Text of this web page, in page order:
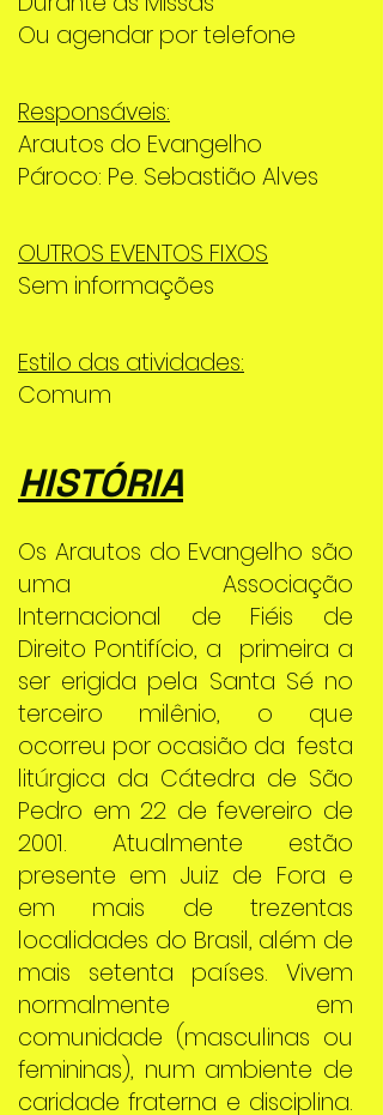
Ou agendar por telefone
Responsáveis:
Arautos do Evangelho
Pároco: Pe. Sebastião Alves
OUTROS EVENTOS FIXOS
Sem informações
Estilo das atividades:
Comum
HISTÓRIA
Os Arautos do Evangelho são
uma Associação
Internacional de Fiéis de
Direito Pontifício, a primeira a
ser erigida pela Santa Sé no
terceiro milênio, o que
ocorreu por ocasião da festa
litúrgica da Cátedra de São
Pedro em 22 de fevereiro de
2001. Atualmente estão
presente em Juiz de Fora e
em mais de trezentas
localidades do Brasil, além de
mais setenta países. Vivem
normalmente em
comunidade (masculinas ou
femininas), num ambiente de
caridade fraterna e disciplina.